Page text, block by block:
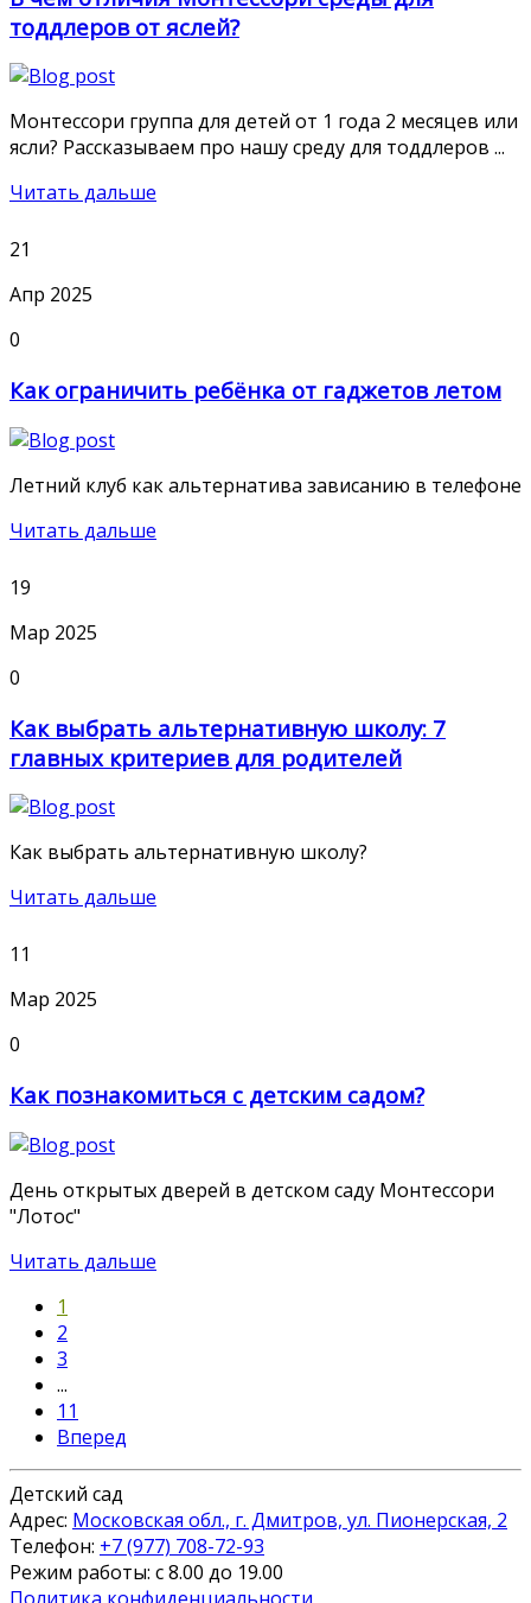
тоддлеров от яслей?
Монтессори группа для детей от 1 года 2 месяцев или
ясли? Рассказываем про нашу среду для тоддлеров ...
Читать дальше
21
Апр 2025
0
Как ограничить ребёнка от гаджетов летом
Летний клуб как альтернатива зависанию в телефоне
Читать дальше
19
Мар 2025
0
Как выбрать альтернативную школу: 7
главных критериев для родителей
Как выбрать альтернативную школу?
Читать дальше
11
Мар 2025
0
Как познакомиться с детским садом?
День открытых дверей в детском саду Монтессори
"Лотос"
Читать дальше
1
2
3
...
11
Вперед
Детский сад
Адрес: Московская обл., г. Дмитров, ул. Пионерская, 2
Телефон: +7 (977) 708-72-93
Режим работы: с 8.00 до 19.00